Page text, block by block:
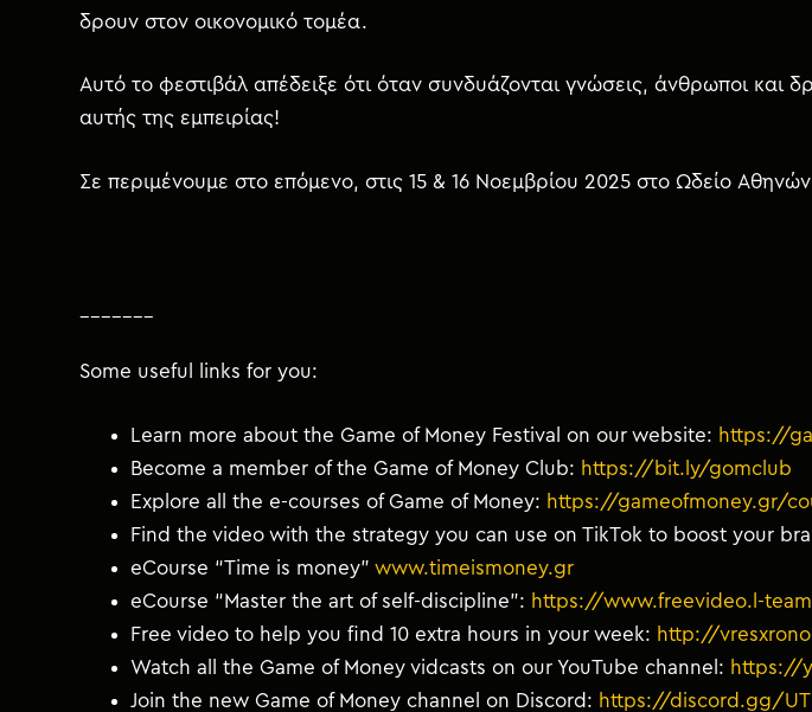
δρουν στον οικονομικό τομέα.
Αυτό το φεστιβάλ απέδειξε ότι όταν συνδυάζονται γνώσεις, άνθρωποι και
αυτής της εμπειρίας!
Σε περιμένουμε στο επόμενο, στις 15 & 16 Νοεμβρίου 2025 στο Ωδείο
Some useful links for you:
Learn more about the Game of Money Festival on our website: https://
Become a member of the Game of Money Club: https://bit.ly/gomclub
Explore all the e-courses of Game of Money: https://gameofmoney.gr/
Find the video with the strategy you can use on TikTok to boost your
eCourse “Time is money” www.timeismoney.gr
eCourse “Master the art of self-discipline”: https://www.freevideo.l-
Free video to help you find 10 extra hours in your week: http://
Watch all the Game of Money vidcasts on our YouTube channel: https://
Join the new Game of Money channel on Discord: https://discord.gg/